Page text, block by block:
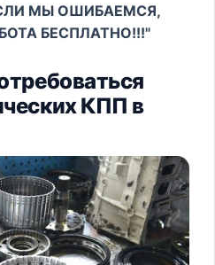
МЫ ОШИБАЕМСЯ,
БЕСПЛАТНО!!!"
КПП в